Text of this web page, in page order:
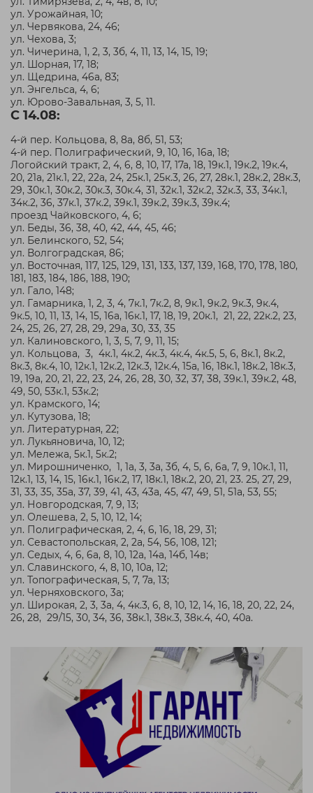
ул. Урожайная, 10;
ул. Червякова, 24, 46;
ул. Чехова, 3;
ул. Чичерина, 1, 2, 3, 3б, 4, 11, 13, 14, 15, 19;
ул. Шорная, 17, 18;
ул. Щедрина, 46а, 83;
ул. Энгельса, 4, 6;
ул. Юрово-Завальная, 3, 5, 11.
С 14.08:
4-й пер. Кольцова, 8, 8а, 8б, 51, 53;
4-й пер. Полиграфический, 9, 10, 16, 16а, 18;
Логойский тракт, 2, 4, 6, 8, 10, 17, 17а, 18, 19к.1, 19к.2, 19к.4,
20, 21а, 21к.1, 22, 22а, 24, 25к.1, 25к.3, 26, 27, 28к.1, 28к.2, 28к.3,
29, 30к.1, 30к.2, 30к.3, 30к.4, 31, 32к.1, 32к.2, 32к.3, 33, 34к.1,
34к.2, 36, 37к.1, 37к.2, 39к.1, 39к.2, 39к.3, 39к.4;
проезд Чайковского, 4, 6;
ул. Беды, 36, 38, 40, 42, 44, 45, 46;
ул. Белинского, 52, 54;
ул. Волгоградская, 86;
ул. Восточная, 117, 125, 129, 131, 133, 137, 139, 168, 170, 178, 180,
181, 183, 184, 186, 188, 190;
ул. Гало, 148;
ул. Гамарника, 1, 2, 3, 4, 7к.1, 7к.2, 8, 9к.1, 9к.2, 9к.3, 9к.4,
9к.5, 10, 11, 13, 14, 15, 16а, 16к.1, 17, 18, 19, 20к.1, 21, 22, 22к.2, 23,
24, 25, 26, 27, 28, 29, 29а, 30, 33, 35
ул. Калиновского, 1, 3, 5, 7, 9, 11, 15;
ул. Кольцова, 3, 4к.1, 4к.2, 4к.3, 4к.4, 4к.5, 5, 6, 8к.1, 8к.2,
8к.3, 8к.4, 10, 12к.1, 12к.2, 12к.3, 12к.4, 15а, 16, 18к.1, 18к.2, 18к.3,
19, 19а, 20, 21, 22, 23, 24, 26, 28, 30, 32, 37, 38, 39к.1, 39к.2, 48,
49, 50, 53к.1, 53к.2;
ул. Крамского, 14;
ул. Кутузова, 18;
ул. Литературная, 22;
ул. Лукьяновича, 10, 12;
ул. Мележа, 5к.1, 5к.2;
ул. Мирошниченко, 1, 1а, 3, 3а, 3б, 4, 5, 6, 6а, 7, 9, 10к.1, 11,
12к.1, 13, 14, 15, 16к.1, 16к.2, 17, 18к.1, 18к.2, 20, 21, 23. 25, 27, 29,
31, 33, 35, 35а, 37, 39, 41, 43, 43а, 45, 47, 49, 51, 51а, 53, 55;
ул. Новгородская, 7, 9, 13;
ул. Олешева, 2, 5, 10, 12, 14;
ул. Полиграфическая, 2, 4, 6, 16, 18, 29, 31;
ул. Севастопольская, 2, 2а, 54, 56, 108, 121;
ул. Седых, 4, 6, 6а, 8, 10, 12а, 14а, 14б, 14в;
ул. Славинского, 4, 8, 10, 10а, 12;
ул. Топографическая, 5, 7, 7а, 13;
ул. Черняховского, 3а;
ул. Широкая, 2, 3, 3а, 4, 4к.3, 6, 8, 10, 12, 14, 16, 18, 20, 22, 24,
26, 28, 29/15, 30, 34, 36, 38к.1, 38к.3, 38к.4, 40, 40а.